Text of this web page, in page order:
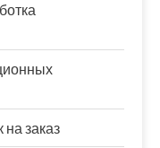
на заказ